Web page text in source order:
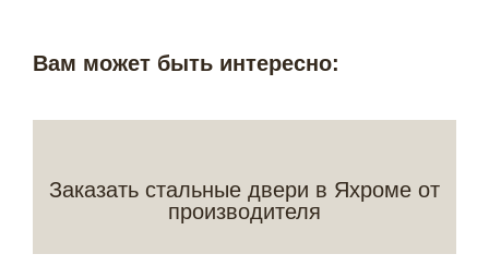
Вам может быть интересно:
Заказать стальные двери в Яхроме от
производителя